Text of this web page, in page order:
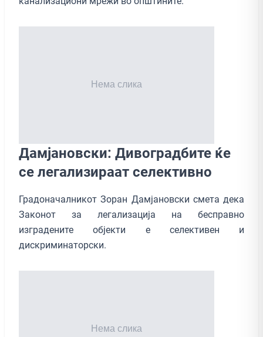
Дамјановски: Дивоградбите ќе
се легализираат селективно
Градоначалникот Зоран Дамјановски смета дека
Законот за легализација на бесправно
изградените објекти е селективен и
дискриминаторски.